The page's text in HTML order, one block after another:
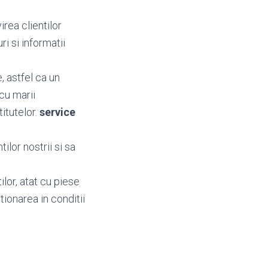
clientilor
si informatii
astfel ca un
marii
service
nostrii si sa
atat cu piese
in conditii